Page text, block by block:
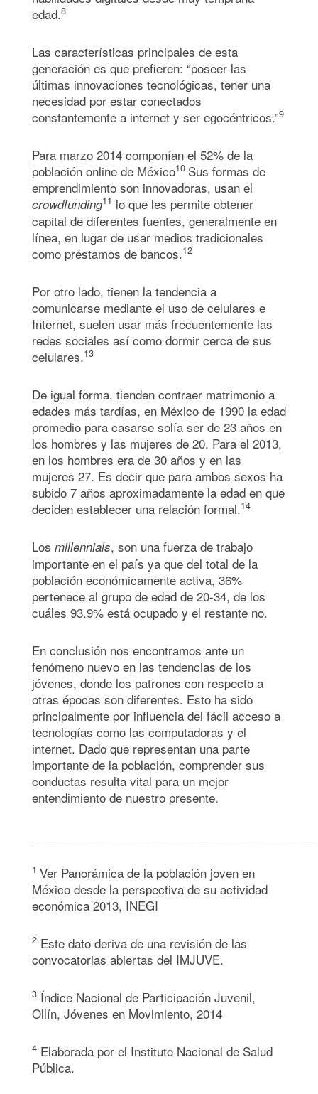
edad.8
Las características principales de esta
generación es que prefieren: “poseer las
últimas innovaciones tecnológicas, tener una
necesidad por estar conectados
constantemente a internet y ser egocéntricos.”9
Para marzo 2014 componían el 52% de la
población online de México10 Sus formas de
emprendimiento son innovadoras, usan el
crowdfunding11 lo que les permite obtener
capital de diferentes fuentes, generalmente en
línea, en lugar de usar medios tradicionales
como préstamos de bancos.12
Por otro lado, tienen la tendencia a
comunicarse mediante el uso de celulares e
Internet, suelen usar más frecuentemente las
redes sociales así como dormir cerca de sus
celulares.13
De igual forma, tienden contraer matrimonio a
edades más tardías, en México de 1990 la edad
promedio para casarse solía ser de 23 años en
los hombres y las mujeres de 20. Para el 2013,
en los hombres era de 30 años y en las
mujeres 27. Es decir que para ambos sexos ha
subido 7 años aproximadamente la edad en que
deciden establecer una relación formal.14
Los millennials, son una fuerza de trabajo
importante en el país ya que del total de la
población económicamente activa, 36%
pertenece al grupo de edad de 20-34, de los
cuáles 93.9% está ocupado y el restante no.
En conclusión nos encontramos ante un
fenómeno nuevo en las tendencias de los
jóvenes, donde los patrones con respecto a
otras épocas son diferentes. Esto ha sido
principalmente por influencia del fácil acceso a
tecnologías como las computadoras y el
internet. Dado que representan una parte
importante de la población, comprender sus
conductas resulta vital para un mejor
entendimiento de nuestro presente.
1 Ver Panorámica de la población joven en
México desde la perspectiva de su actividad
económica 2013, INEGI
2 Este dato deriva de una revisión de las
convocatorias abiertas del IMJUVE.
3 Índice Nacional de Participación Juvenil,
Ollín, Jóvenes en Movimiento, 2014
4 Elaborada por el Instituto Nacional de Salud
Pública.